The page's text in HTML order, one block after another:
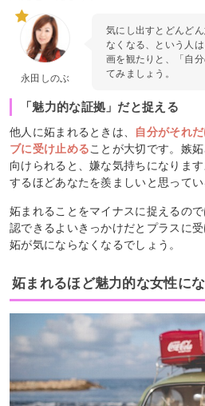
永田しのぶ
気にし出すとどんど
なくなる、という人
画を観たりと、「自
てみましょう。
「魅力的な証拠」だと捉える
他人に妬まれるときは、
自分がそれ
ブに受け止めることが大切です。嫉
向けられると、嫌な気持ちになりま
するほどあなたを羨ましいと思ってい
妬まれることをマイナスに捉えるの
認できるよいきっかけだとプラスに
妬が気にならなくなるでしょう。
妬まれるほど魅力的な女性に